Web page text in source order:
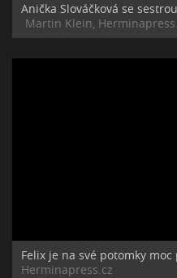
Anička Slováčková se
Martin Klein,
Felix je na své potomky moc
Herminapress.cz